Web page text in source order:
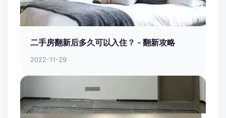
二手房翻新后多久可以入住？ - 翻新攻略
2022-11-29